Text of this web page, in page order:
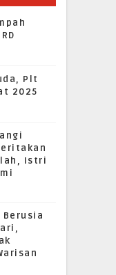
Plt
2025
Istri
Berusia